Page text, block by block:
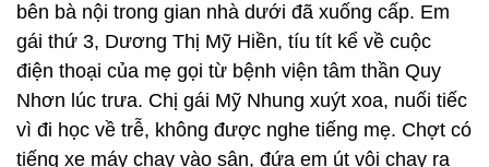
bên bà nội trong gian nhà dưới đã xuống cấp. Em
gái thứ 3, Dương Thị Mỹ Hiền, tíu tít kể về cuộc
điện thoại của mẹ gọi từ bệnh viện tâm thần Quy
Nhơn lúc trưa. Chị gái Mỹ Nhung xuýt xoa, nuối tiếc
vì đi học về trễ, không được nghe tiếng mẹ. Chợt có
tiếng xe máy chạy vào sân, đứa em út vội chạy ra